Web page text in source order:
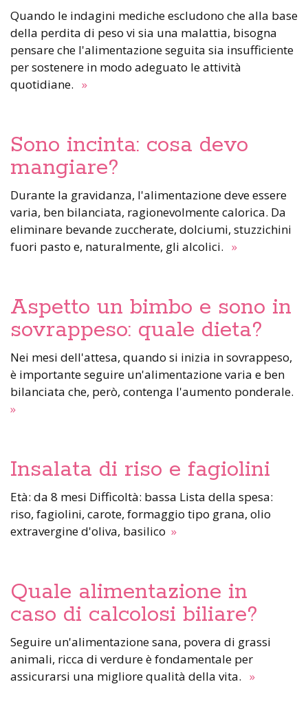
Quando le indagini mediche escludono che alla base
della perdita di peso vi sia una malattia, bisogna
pensare che l'alimentazione seguita sia insufficiente
per sostenere in modo adeguato le attività
quotidiane. »
Sono incinta: cosa devo
mangiare?
Durante la gravidanza, l'alimentazione deve essere
varia, ben bilanciata, ragionevolmente calorica. Da
eliminare bevande zuccherate, dolciumi, stuzzichini
fuori pasto e, naturalmente, gli alcolici. »
Aspetto un bimbo e sono in
sovrappeso: quale dieta?
Nei mesi dell'attesa, quando si inizia in sovrappeso,
è importante seguire un'alimentazione varia e ben
bilanciata che, però, contenga l'aumento ponderale.
»
Insalata di riso e fagiolini
Età: da 8 mesi Difficoltà: bassa Lista della spesa:
riso, fagiolini, carote, formaggio tipo grana, olio
extravergine d'oliva, basilico »
Quale alimentazione in
caso di calcolosi biliare?
Seguire un'alimentazione sana, povera di grassi
animali, ricca di verdure è fondamentale per
assicurarsi una migliore qualità della vita. »